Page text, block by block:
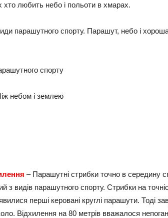
хто любить небо і польоти в хмарах.
– Парашутні стрибки точно в середину
з видів парашутного спорту. Стрибки на
перші керовані круглі парашути. Тоді
Відхилення на 80 метрів вважалося